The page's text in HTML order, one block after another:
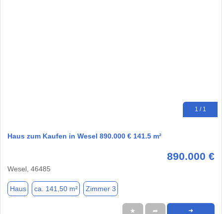
1 / 1
Haus zum Kaufen in Wesel 890.000 € 141.5 m²
890.000 €
Wesel, 46485
Haus ca. 141,50 m² Zimmer 3
★ ➦ ➜